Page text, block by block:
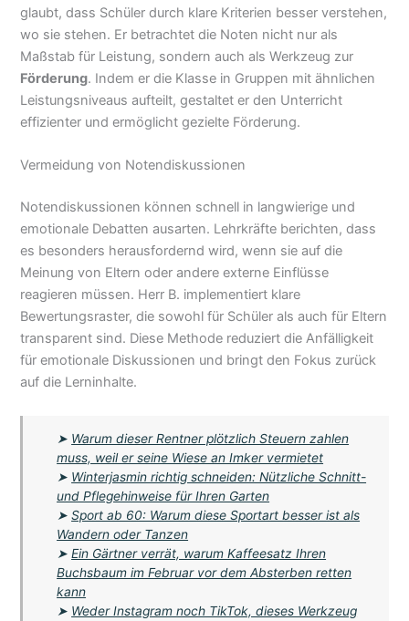
glaubt, dass Schüler durch klare Kriterien besser verstehen,
wo sie stehen. Er betrachtet die Noten nicht nur als
Maßstab für Leistung, sondern auch als Werkzeug zur
Förderung. Indem er die Klasse in Gruppen mit ähnlichen
Leistungsniveaus aufteilt, gestaltet er den Unterricht
effizienter und ermöglicht gezielte Förderung.
Vermeidung von Notendiskussionen
Notendiskussionen können schnell in langwierige und
emotionale Debatten ausarten. Lehrkräfte berichten, dass
es besonders herausfordernd wird, wenn sie auf die
Meinung von Eltern oder andere externe Einflüsse
reagieren müssen. Herr B. implementiert klare
Bewertungsraster, die sowohl für Schüler als auch für Eltern
transparent sind. Diese Methode reduziert die Anfälligkeit
für emotionale Diskussionen und bringt den Fokus zurück
auf die Lerninhalte.
➤ Warum dieser Rentner plötzlich Steuern zahlen
muss, weil er seine Wiese an Imker vermietet
➤ Winterjasmin richtig schneiden: Nützliche Schnitt-
und Pflegehinweise für Ihren Garten
➤Sport ab 60: Warum diese Sportart besser ist als
Wandern oder Tanzen
➤Ein Gärtner verrät, warum Kaffeesatz Ihren
Buchsbaum im Februar vor dem Absterben retten
kann
➤ Weder Instagram noch TikTok, dieses Werkzeug